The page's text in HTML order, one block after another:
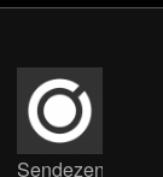
Sendezentrum